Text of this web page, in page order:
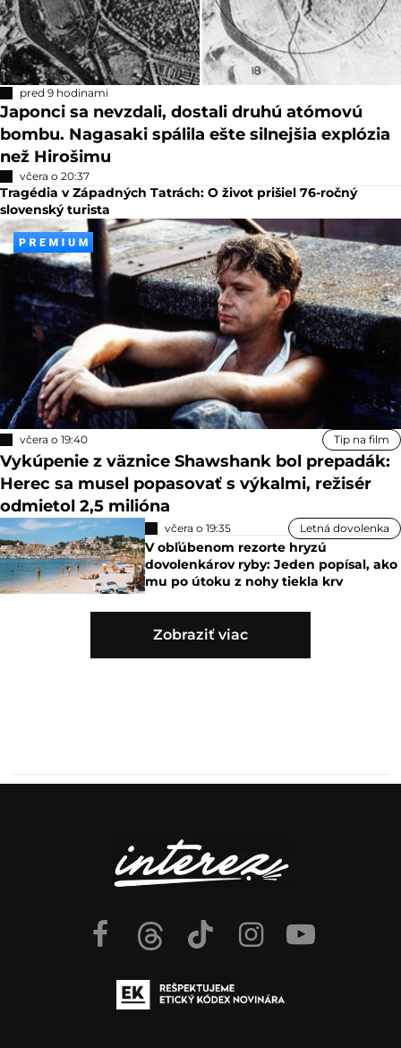
pred 9 hodinami
Japonci sa nevzdali, dostali druhú atómovú
bombu. Nagasaki spálila ešte silnejšia explózia
než Hirošimu
včera o 20:37
Tragédia v Západných Tatrách: O život prišiel 76-ročný
slovenský turista
včera o 19:40 Tip na film
Vykúpenie z väznice Shawshank bol prepadák:
Herec sa musel popasovať s výkalmi, režisér
odmietol 2,5 milióna
včera o 19:35 Letná dovolenka
V obľúbenom rezorte hryzú
dovolenkárov ryby: Jeden popísal, ako
mu po útoku z nohy tiekla krv
Zobraziť viac